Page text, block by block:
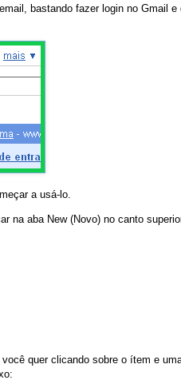
bastando fazer login no Gmail e
a usá-lo.
na aba New (Novo) no canto
quer clicando sobre o ítem e